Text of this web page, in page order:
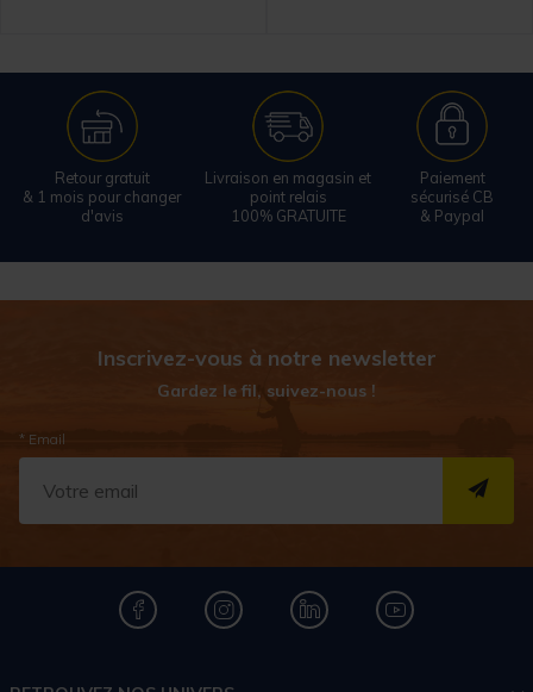
Retour gratuit
& 1 mois pour changer
d'avis
Livraison en magasin et
point relais
100% GRATUITE
Paiement
sécurisé CB
& Paypal
Inscrivez-vous à notre newsletter
Gardez le fil, suivez-nous !
* Email